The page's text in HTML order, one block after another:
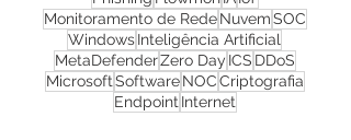
CibersegurançaCloudZero Trust
NGFWInfraestruturaDadosLGPDOT
PhishingFlowmonIAIoT
Monitoramento de RedeNuvemSOC
WindowsInteligência Artificial
MetaDefenderZero DayICS